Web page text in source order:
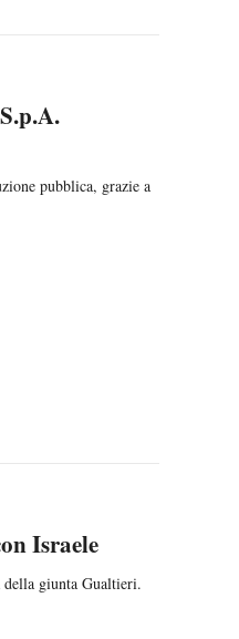
pubblica, grazie a
Israele
giunta Gualtieri.